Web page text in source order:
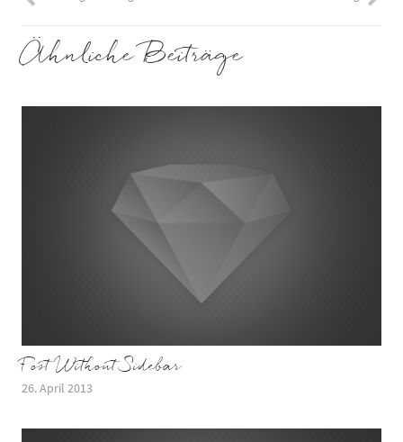
Ähnliche Beiträge
Post Without Sidebar
26. April 2013